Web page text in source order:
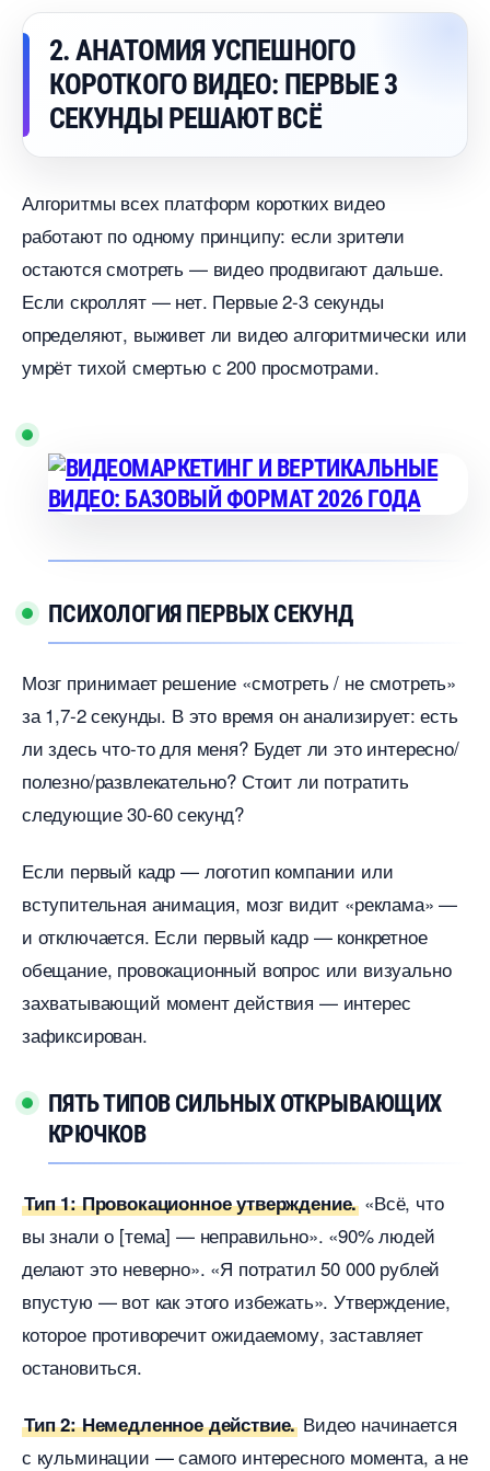
2. АНАТОМИЯ УСПЕШНОГО
КОРОТКОГО ВИДЕО: ПЕРВЫЕ 3
СЕКУНДЫ РЕШАЮТ ВСЁ
Алгоритмы всех платформ коротких видео
работают по одному принципу: если зрители
остаются смотреть — видео продвигают дальше.
Если скроллят — нет. Первые 2-3 секунды
определяют, выживет ли видео алгоритмически или
умрёт тихой смертью с 200 просмотрами.
ПСИХОЛОГИЯ ПЕРВЫХ СЕКУНД
Мозг принимает решение «смотреть / не смотреть»
за 1,7-2 секунды. В это время он анализирует: есть
ли здесь что-то для меня? Будет ли это интересно/
полезно/развлекательно? Стоит ли потратить
следующие 30-60 секунд?
Если первый кадр — логотип компании или
ступительная анимация, мозг видит «реклама» —
и отключается. Если первый кадр — конкретное
обещание, провокационный вопрос или визуально
захватывающий момент действия — интерес
зафиксирован.
ПЯТЬ ТИПОВ СИЛЬНЫХ ОТКРЫВАЮЩИХ
КРЮЧКО
Тип 1: Провокационное утверждение. «Всё, что
ы знали о [тема] — неправильно». «90% людей
делают это неверно». «Я потратил 50 000 рублей
пустую — вот как этого избежать». Утверждение,
которое противоречит ожидаемому, заставляет
остановиться.
Тип 2: Немедленное действие. идео начинается
с кульминации — самого интересного момента, а не